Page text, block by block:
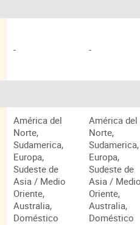
- -
América del
Norte,
Sudamerica,
Europa,
Sudeste de
Asia / Medio
Oriente,
Australia,
Doméstico
América del
Norte,
Sudamerica,
Europa,
Sudeste de
Asia /
Oriente,
Australia,
Doméstico